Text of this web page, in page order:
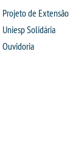
Projeto de Extensão
Uniesp Solidária
Ouvidoria